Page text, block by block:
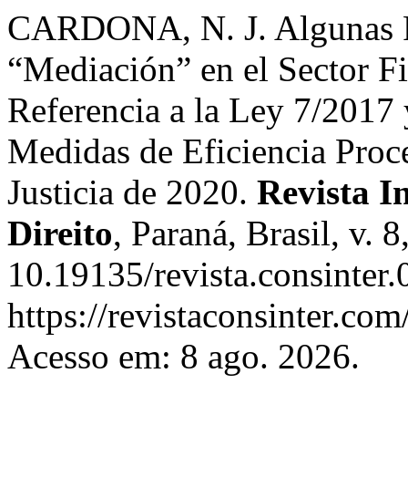
CARDONA, N. J. Algunas
“Mediación” en el Sector
Referencia a la Ley 7/
Medidas de Eficiencia
Justicia de 2020. Revista
Direito, Paraná, Brasil, v.
10.19135/
https://
Acesso em: 8 ago. 2026.